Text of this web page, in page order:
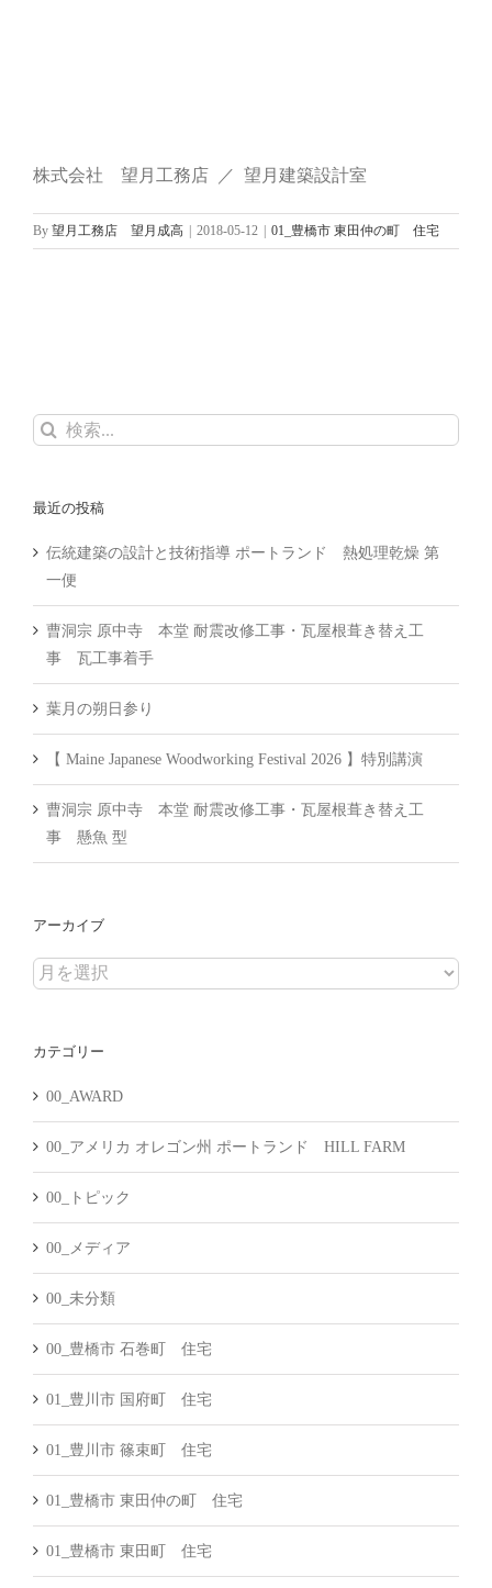
株式会社 望月工務店 ／ 望月建築設計室
By 望月工務店 望月成高 2018-05-12 01_豊橋市 東田仲の町 住宅
検
最近の投稿
伝統建築の設計と技術指導 ポートランド 熱処理乾燥 第
一便
曹洞宗 原中寺 本堂 耐震改修工事・瓦屋根葺き替え工
事 瓦工事着手
葉月の朔日参り
【 Maine Japanese Woodworking Festival 2026 】特別講演
曹洞宗 原中寺 本堂 耐震改修工事・瓦屋根葺き替え工
事 懸魚 型
アーカイブ
ア
イ
カテゴリー
00_AWARD
00_アメリカ オレゴン州 ポートランド HILL FARM
00_トピック
00_メディア
00_未分類
00_豊橋市 石巻町 住宅
01_豊川市 国府町 住宅
01_豊川市 篠束町 住宅
01_豊橋市 東田仲の町 住宅
01_豊橋市 東田町 住宅